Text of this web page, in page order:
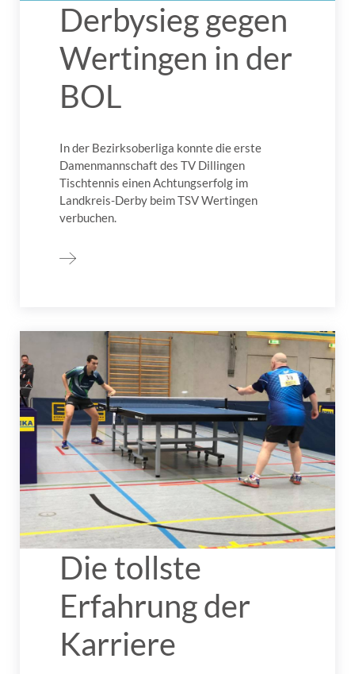
Derbysieg gegen
Wertingen in der
BOL
In der Bezirksoberliga konnte die erste
Damenmannschaft des TV Dillingen
Tischtennis einen Achtungserfolg im
Landkreis-Derby beim TSV Wertingen
verbuchen.
Die tollste
Erfahrung der
Karriere